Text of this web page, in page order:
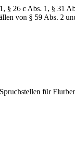
§ 26 c Abs. 1, § 31
von § 59 Abs. 2
für